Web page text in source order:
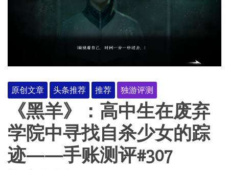
原创文章 头条推荐 推荐 独游评测
《黑羊》：高中生在废弃
学院中寻找自杀少女的踪
迹——手账测评#307